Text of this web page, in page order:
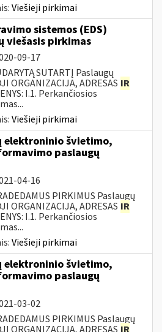
Viešieji pirkimai
sistemos (EDS)
viešasis pirkimas
09-17
SUTARTĮ Paslaugų
ORGANIZACIJA, ADRESAS IR
I.1. Perkančiosios
Viešieji pirkimai
elektroninio švietimo,
paslaugų
04-16
PIRKIMUS Paslaugų
ORGANIZACIJA, ADRESAS IR
I.1. Perkančiosios
Viešieji pirkimai
elektroninio švietimo,
paslaugų
03-02
PIRKIMUS Paslaugų
ORGANIZACIJA, ADRESAS IR